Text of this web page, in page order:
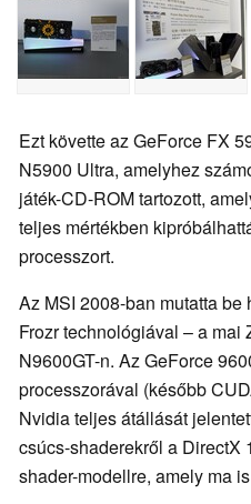
Ezt követte az GeForce FX
N5900 Ultra, amelyhez
játék-CD-ROM tartozott,
teljes mértékben
processzort.
Az MSI 2008-ban mutatta
Frozr technológiával – a mai
N9600GT-n. Az GeForce
processzorával (később
Nvidia teljes átállását
csúcs-shaderekről a DirectX
shader-modellre, amely ma